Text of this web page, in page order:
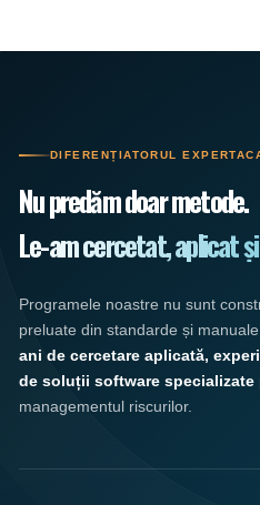
DIFERENȚIATORUL
Nu predăm doar metode.
Le-am cercetat, aplicat
Programele noastre nu sunt
preluate din standarde și
ani de cercetare aplicată,
de soluții software specializate
managementul riscurilor.